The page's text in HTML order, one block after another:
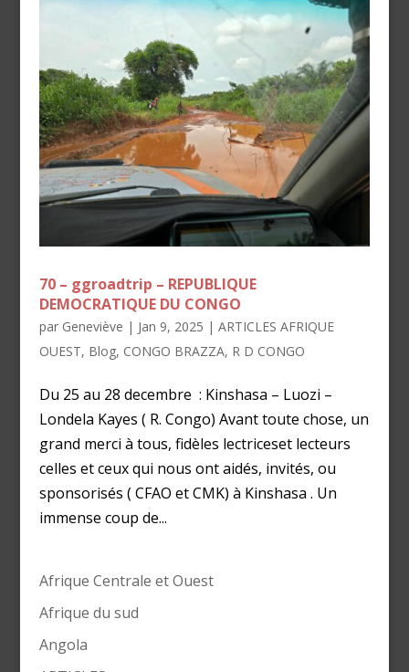
70 – ggroadtrip – REPUBLIQUE
DEMOCRATIQUE DU CONGO
par Geneviève | Jan 9, 2025 | ARTICLES AFRIQUE
OUEST, Blog, CONGO BRAZZA, R D CONGO
Du 25 au 28 decembre : Kinshasa – Luozi –
Londela Kayes ( R. Congo) Avant toute chose, un
grand merci à tous, fidèles lectriceset lecteurs
celles et ceux qui nous ont aidés, invités, ou
sponsorisés ( CFAO et CMK) à Kinshasa . Un
immense coup de...
Afrique Centrale et Ouest
Afrique du sud
Angola